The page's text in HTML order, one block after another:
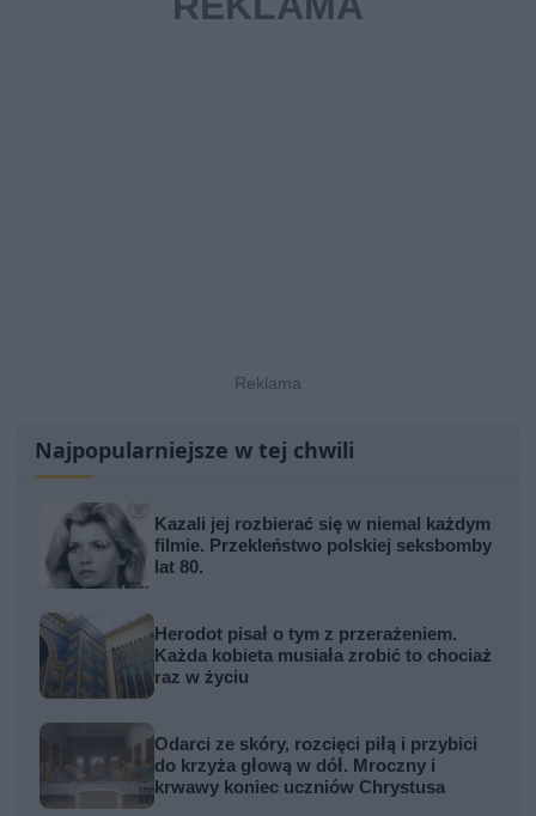
Najpopularniejsze w tej chwili
Kazali jej rozbierać się w niemal każdym
filmie. Przekleństwo polskiej seksbomby
lat 80.
Herodot pisał o tym z przerażeniem.
Każda kobieta musiała zrobić to chociaż
raz w życiu
Odarci ze skóry, rozcięci piłą i przybici
do krzyża głową w dół. Mroczny i
krwawy koniec uczniów Chrystusa